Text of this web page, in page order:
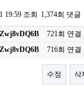
19:59 조회 1,374회 댓글
721회 연결
716회 연결
수정 삭